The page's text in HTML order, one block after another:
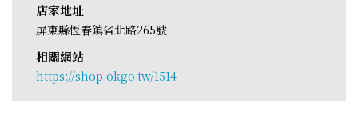
店家地址
屏東縣恆春鎮省北路265號
相關網站
https://shop.okgo.tw/1514